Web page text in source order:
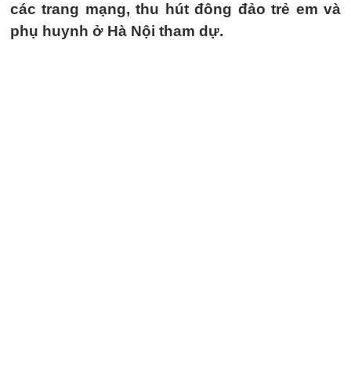
các trang mạng, thu hút đông đảo trẻ em và
phụ huynh ở Hà Nội tham dự.